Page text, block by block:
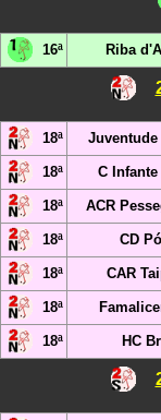
16ª Riba
18ª Juventude
18ª C
18ª ACR
18ª CD
18ª CAR
18ª
18ª HC